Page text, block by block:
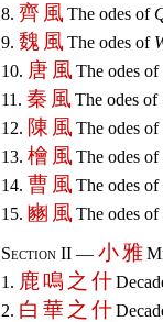
8. 齊 風 The odes of
9. 魏 風 The odes of
10. 唐 風 The odes of
11. 秦 風 The odes of
12. 陳 風 The odes of
13. 檜 風 The odes of
14. 曹 風 The odes of
15. 豳 風 The odes of
Section II — 小雅
1. 鹿鳴 之 什
2. 白 華 之 什